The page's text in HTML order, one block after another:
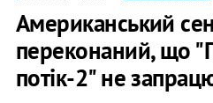
Американський
переконаний, що
потік-2" не